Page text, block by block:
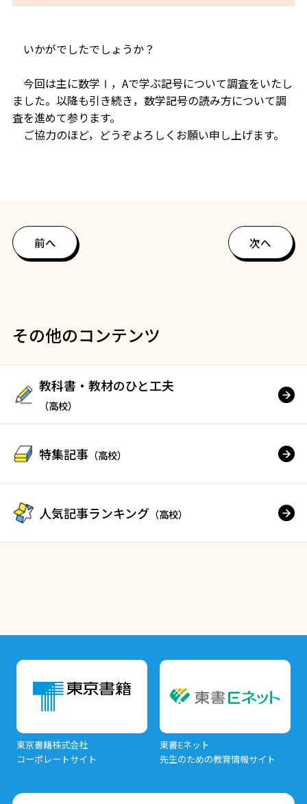
いかがでしたでしょうか？
今回は主に数学Ⅰ，Aで学ぶ記号について調査をいたし
ました。以降も引き続き，数学記号の読み方について調
査を進めて参ります。
ご協力のほど，どうぞよろしくお願い申し上げます。
前へ 次へ
その他のコンテンツ
教科書・教材のひと工夫
（高校）
特集記事 （高校）
人気記事ランキング （高校）
東京書籍株式会社
コーポレートサイト
東書Eネット
先生のための教育情報サイト